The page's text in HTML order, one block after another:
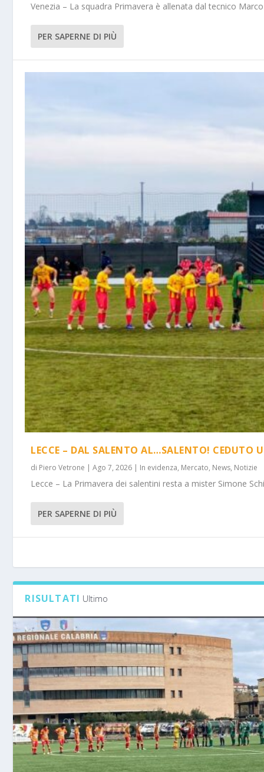
Venezia – La squadra Primavera è allenata dal tecnico
PER SAPERNE DI PIÙ
LECCE – DAL SALENTO AL…SALENTO! CEDUTO
di Piero Vetrone |Ago 7, 2026 | In evidenza, Mercato, News, Notizie
Lecce – La Primavera dei salentini resta a mister Simone
PER SAPERNE DI PIÙ
RISULTATI Ultimo